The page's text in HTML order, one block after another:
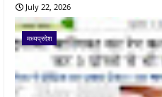
July 22, 2026
मध्यप्रदेश